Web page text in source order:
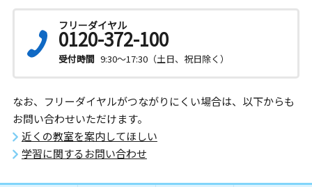
フリーダイヤル
0120-372-100
受付時間 9:30～17:30（土日、祝日除く）
なお、フリーダイヤルがつながりにくい場合は、以下からも
お問い合わせいただけます。
近くの教室を案内してほしい
学習に関するお問い合わせ